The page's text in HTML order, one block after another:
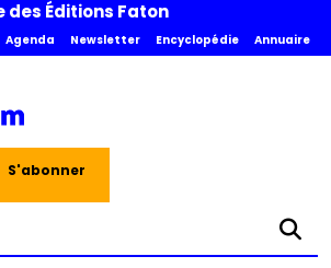
des Éditions Faton
Agenda Newsletter Encyclopédie Annuaire
S'abonner